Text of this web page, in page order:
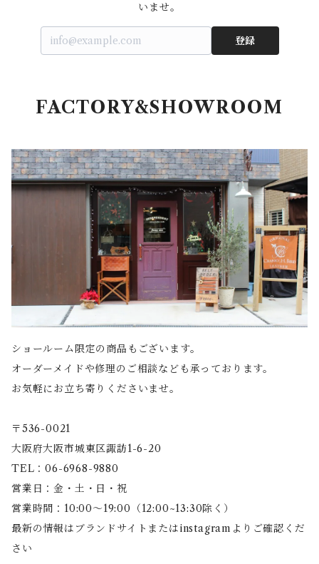
いませ。
登録
FACTORY&SHOWROOM
ショールーム限定の商品もございます。
オーダーメイドや修理のご相談なども承っております。
お気軽にお立ち寄りくださいませ。
〒536-0021
大阪府大阪市城東区諏訪1-6-20
TEL：06-6968-9880
営業日：金・土・日・祝
営業時間：10:00〜19:00（12:00~13:30除く）
最新の情報はブランドサイトまたはinstagramよりご確認くだ
さい